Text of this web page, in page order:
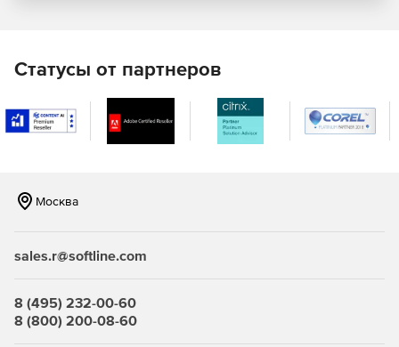
Преимущества Microsoft BizTalk Server для интеграции
приложений:
Простое подключение. Доступ к полному спектру
Расширение в облако. Способность расширить
приложений.
Возможность получения новых ценных сведений от
связанных систем благодаря добавлению сервисов
Azure.
Статусы от партнеров
Москва
sales.r@softline.com
8 (495) 232-00-60
8 (800) 200-08-60